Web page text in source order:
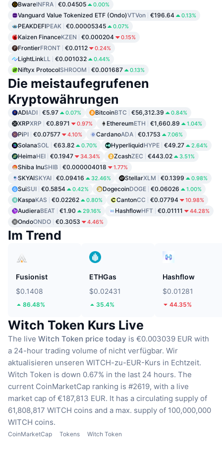
BwareINFRA €0.04505 0.00%
Vanguard Value Tokenized ETF (Ondo)VTVon €196.64 0.13%
PEAKDEFIPEAK €0.00005345 0.07%
Kaizen FinanceKZEN €0.000204 0.15%
FrontierFRONT €0.0112 0.24%
LightLinkLL €0.001032 0.44%
Niftyx ProtocolSHROOM €0.001687 0.13%
Die meistaufegrufenen
Kryptowährungen
ADIADI €5.97 0.07% BitcoinBTC €56,312.39 0.84%
XRPXRP €0.8971 0.97% EthereumETH €1,660.89 1.04%
PiPI €0.07577 4.10% CardanoADA €0.1753 7.06%
SolanaSOL €63.82 0.70% HyperliquidHYPE €49.27 2.64%
HeimaHEI €0.1947 34.34% ZcashZEC €443.02 3.51%
Shiba InuSHIB €0.000004018 1.77%
SKYAISKYAI €0.09416 32.46% StellarXLM €0.1399 0.98%
SuiSUI €0.5854 0.42% DogecoinDOGE €0.06026 1.00%
KaspaKAS €0.02262 0.80% CantonCC €0.07794 10.98%
AudieraBEAT €1.90 29.16% HashflowHFT €0.01111 44.28%
OndoONDO €0.3053 4.46%
Im Trend
Fusionist
$0.1408
86.48%
ETHGas
$0.02431
35.4%
Hashflow
$0.01281
44.35%
Witch Token Kurs Live
The live Witch Token price today is €0.003039 EUR with
a 24-hour trading volume of nicht verfügbar. Wir
aktualisieren unseren WITCH-zu-EUR-Kurs in Echtzeit.
Witch Token is down 0.67% in the last 24 hours. The
current CoinMarketCap ranking is #2619, with a live
market cap of €187,813 EUR. It has a circulating supply of
61,808,817 WITCH coins and a max. supply of 100,000,000
WITCH coins.
CoinMarketCap Tokens Witch Token